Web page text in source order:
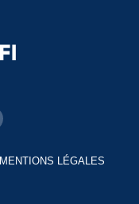
MENTIONS LÉGALES